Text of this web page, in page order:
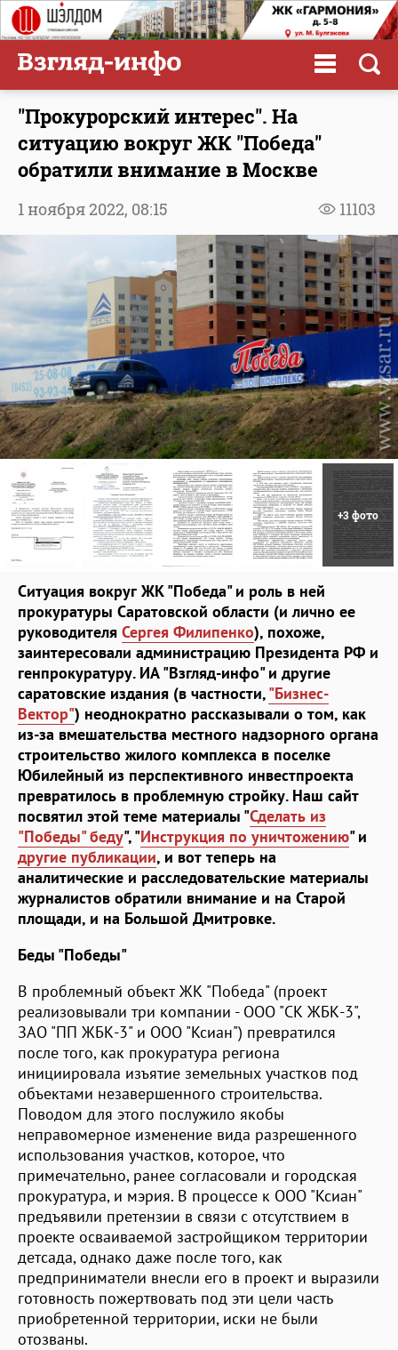
"Прокурорский интерес". На
ситуацию вокруг ЖК "Победа"
обратили внимание в Москве
11103
1 ноября 2022, 08:15
+3 фото
Ситуация вокруг ЖК "Победа" и роль в ней
прокуратуры Саратовской области (и лично ее
руководителя Сергея Филипенко), похоже,
заинтересовали администрацию Президента РФ и
генпрокуратуру. ИА "Взгляд-инфо" и другие
саратовские издания (в частности,"Бизнес-
Вектор") неоднократно рассказывали о том, как
из-за вмешательства местного надзорного органа
строительство жилого комплекса в поселке
Юбилейный из перспективного инвестпроекта
превратилось в проблемную стройку. Наш сайт
посвятил этой теме материалы "Сделать из
"Победы" беду", "Инструкция по уничтожению" и
другие публикации, и вот теперь на
аналитические и расследовательские материалы
журналистов обратили внимание и на Старой
площади, и на Большой Дмитровке.
Беды "Победы"
В проблемный объект ЖК "Победа" (проект
реализовывали три компании - ООО "СК ЖБК-3",
ЗАО "ПП ЖБК-3" и ООО "Ксиан") превратился
после того, как прокуратура региона
инициировала изъятие земельных участков под
объектами незавершенного строительства.
Поводом для этого послужило якобы
неправомерное изменение вида разрешенного
использования участков, которое, что
примечательно, ранее согласовали и городская
прокуратура, и мэрия. В процессе к ООО "Ксиан"
предъявили претензии в связи с отсутствием в
проекте осваиваемой застройщиком территории
детсада, однако даже после того, как
предприниматели внесли его в проект и выразили
готовность пожертвовать под эти цели часть
приобретенной территории, иски не были
отозваны.